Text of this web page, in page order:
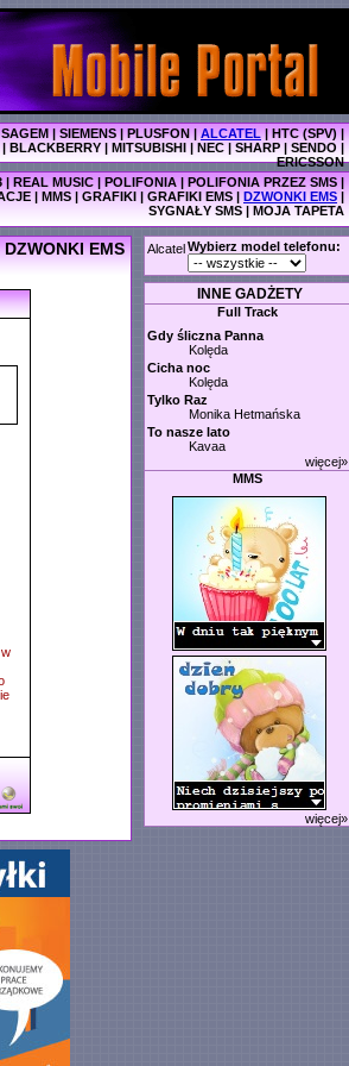
SAGEM|SIEMENS|PLUSFON|ALCATEL|HTC (SPV)|
|BLACKBERRY|MITSUBISHI|NEC|SHARP|SENDO|
ERICSSON
| REAL MUSIC | POLIFONIA | POLIFONIA PRZEZ SMS |
| MMS | GRAFIKI | GRAFIKI EMS | DZWONKI EMS |
SYGNAŁY SMS | MOJA TAPETA
EMS Wybierz model telefonu:
Alcatel
INNE GADŻETY
Full Track
Gdy śliczna Panna
Kolęda
Cicha noc
Kolęda
Tylko Raz
Monika Hetmańska
To nasze lato
Kavaa
więcej»
MMS
więcej»